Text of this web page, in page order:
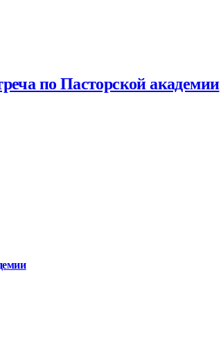
по Пасторской академии